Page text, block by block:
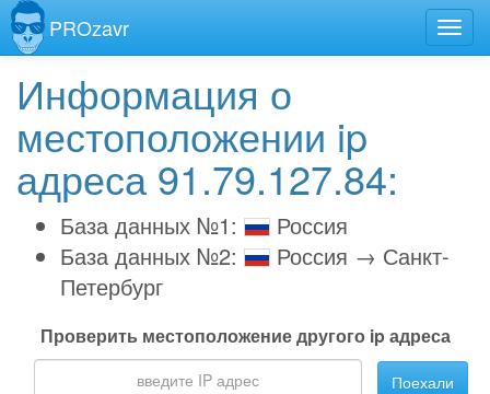
PROzavr
Информация о
местоположении ip
адреса 91.79.127.84:
База данных №1:
Россия
База данных №2:
Россия → Санкт-
Петербург
Проверить местоположение другого ip адреса
Поехали